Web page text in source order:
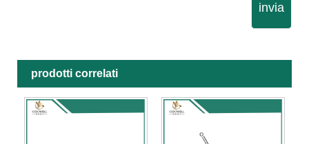
invia
prodotti correlati